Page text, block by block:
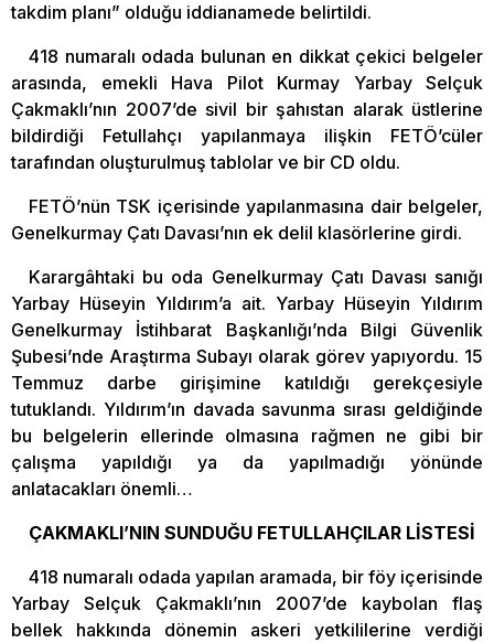
takdim planı” olduğu iddianamede belirtildi.
418 numaralı odada bulunan en dikkat çekici belgeler
arasında, emekli Hava Pilot Kurmay Yarbay Selçuk
Çakmaklı’nın 2007’de sivil bir şahıstan alarak üstlerine
bildirdiği Fetullahçı yapılanmaya ilişkin FETÖ’cüler
tarafından oluşturulmuş tablolar ve bir CD oldu.
FETÖ’nün TSK içerisinde yapılanmasına dair belgeler,
Genelkurmay Çatı Davası’nın ek delil klasörlerine girdi.
Karargâhtaki bu oda Genelkurmay Çatı Davası sanığı
Yarbay Hüseyin Yıldırım’a ait. Yarbay Hüseyin Yıldırım
Genelkurmay İstihbarat Başkanlığı’nda Bilgi Güvenlik
Şubesi’nde Araştırma Subayı olarak görev yapıyordu. 15
Temmuz darbe girişimine katıldığı gerekçesiyle
tutuklandı. Yıldırım’ın davada savunma sırası geldiğinde
bu belgelerin ellerinde olmasına rağmen ne gibi bir
çalışma yapıldığı ya da yapılmadığı yönünde
anlatacakları önemli…
ÇAKMAKLI’NIN SUNDUĞU FETULLAHÇILAR LİSTESİ
418 numaralı odada yapılan aramada, bir föy içerisinde
Yarbay Selçuk Çakmaklı’nın 2007’de kaybolan flaş
bellek hakkında dönemin askeri yetkililerine verdiği